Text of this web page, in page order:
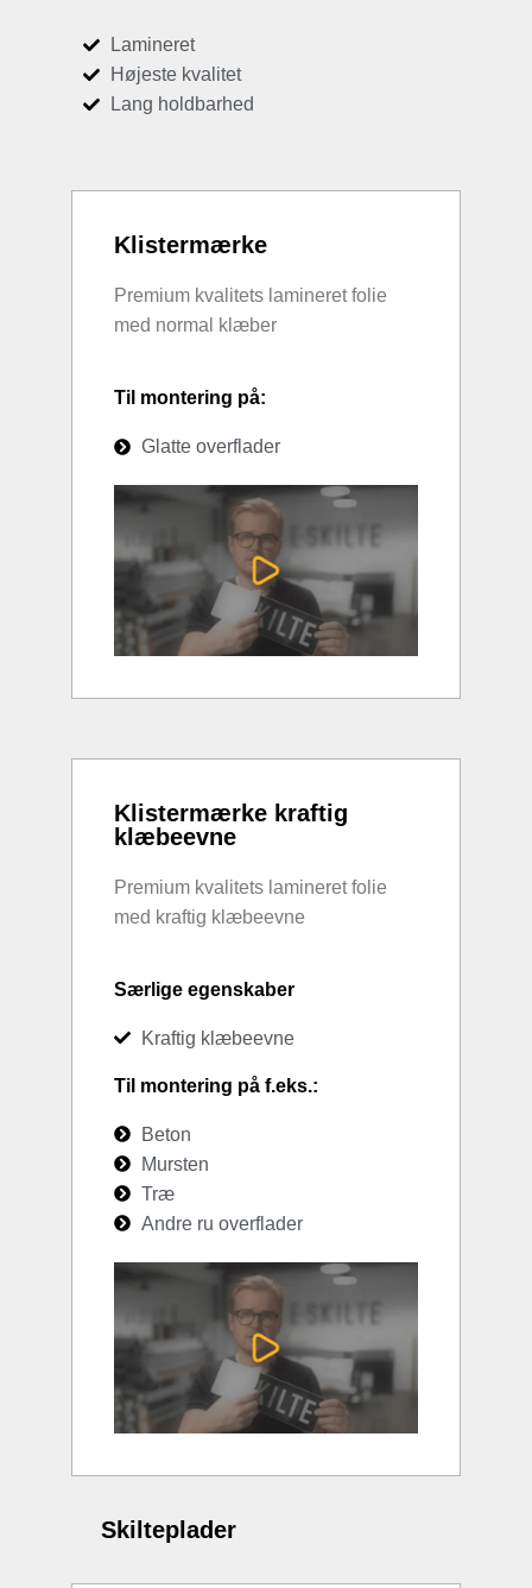
Lamineret
Højeste kvalitet
Lang holdbarhed
Klistermærke
Premium kvalitets lamineret folie
med normal klæber
Til montering på:
Glatte overflader
Klistermærke kraftig
klæbeevne
Premium kvalitets lamineret folie
med kraftig klæbeevne
Særlige egenskaber
Kraftig klæbeevne
Til montering på f.eks.:
Beton
Mursten
Træ
Andre ru overflader
Skilteplader